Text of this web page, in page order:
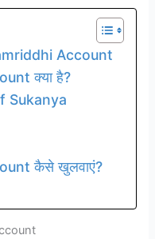
Account
क्या है?
Sukanya
कैसे खुलवाएं?